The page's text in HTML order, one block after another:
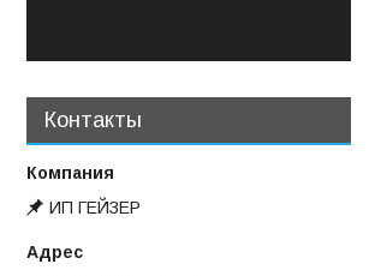
Контакты
ИП ГЕЙЗЕР